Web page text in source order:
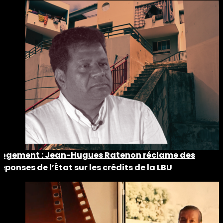
: Jean-Hugues Ratenon réclame des
de l’État sur les crédits de la LBU